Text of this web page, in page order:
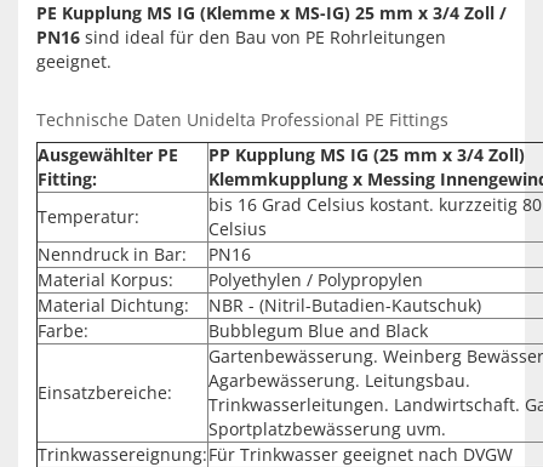
PE Kupplung MS IG (Klemme x MS-IG) 25 mm x 3/4 Zoll /
PN16 sind ideal für den Bau von PE Rohrleitungen
geeignet.
Technische Daten Unidelta Professional PE Fittings
Ausgewählter PE
Fitting:
PP Kupplung MS IG (25 mm x 3/4 Zoll)
Klemmkupplung x Messing
Temperatur:
bis 16 Grad Celsius kostant. kurzzeitig
Celsius
Nenndruck in Bar:
PN16
Material Korpus:
Polyethylen / Polypropylen
Material Dichtung:
NBR - (Nitril-Butadien-Kautschuk)
Farbe:
Bubblegum Blue and Black
Einsatzbereiche:
Gartenbewässerung. Weinberg
Agarbewässerung. Leitungsbau.
Trinkwasserleitungen. Landwirtschaft.
Sportplatzbewässerung uvm.
Trinkwassereignung:Für Trinkwasser geeignet nach DVGW